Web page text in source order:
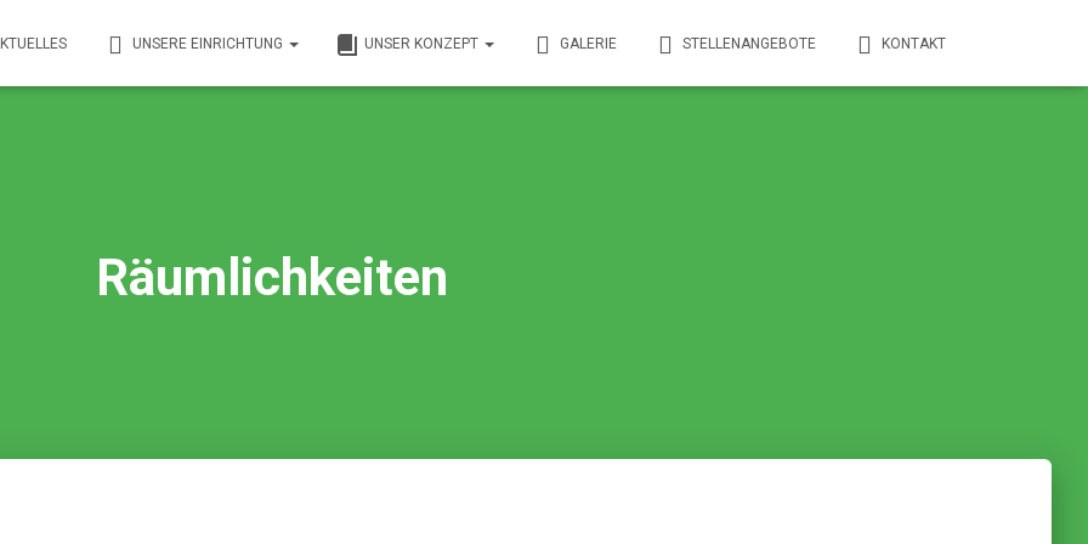
UNSERE EINRICHTUNG UNSER KONZEPT GALERIE STELLENANGEBOTE KONTAKT
Räumlichkeiten